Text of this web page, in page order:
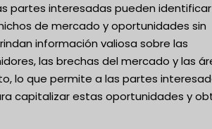
partes interesadas pueden identificar
de mercado y oportunidades sin
información valiosa sobre las
las brechas del mercado y las
lo que permite a las partes
capitalizar estas oportunidades y